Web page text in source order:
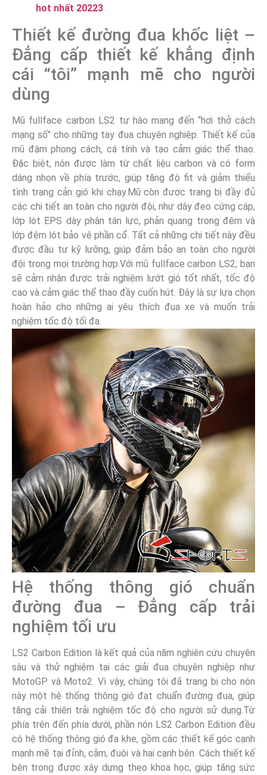
hot nhất 20223
Thiết kế đường đua khốc liệt –
Đẳng cấp thiết kế khẳng định
cái “tôi” mạnh mẽ cho người
dùng
Mũ fullface carbon LS2 tự hào mang đến “hơi thở cách
mạng số” cho những tay đua chuyên nghiệp. Thiết kế của
mũ đậm phong cách, cá tính và tạo cảm giác thể thao.
Đặc biệt, nón được làm từ chất liệu carbon và có form
dáng nhọn về phía trước, giúp tăng độ fit và giảm thiểu
tình trạng cản gió khi chạy.Mũ còn được trang bị đầy đủ
các chi tiết an toàn cho người đội, như dây đeo cứng cáp,
lớp lót EPS dày phân tán lực, phản quang trong đêm và
lớp đệm lót bảo vệ phần cổ. Tất cả những chi tiết này đều
được đầu tư kỹ lưỡng, giúp đảm bảo an toàn cho người
đội trong mọi trường hợp.Với mũ fullface carbon LS2, bạn
sẽ cảm nhận được trải nghiệm lướt gió tốt nhất, tốc độ
cao và cảm giác thể thao đầy cuốn hút. Đây là sự lựa chọn
hoàn hảo cho những ai yêu thích đua xe và muốn trải
nghiệm tốc độ tối đa.
Hệ thống thông gió chuẩn
đường đua – Đẳng cấp trải
nghiệm tối ưu
LS2 Carbon Edition là kết quả của năm nghiên cứu chuyên
sâu và thử nghiệm tại các giải đua chuyên nghiệp như
MotoGP và Moto2. Vì vậy, chúng tôi đã trang bị cho nón
này một hệ thống thông gió đạt chuẩn đường đua, giúp
tăng cải thiện trải nghiệm tốc độ cho người sử dụng.Từ
phía trên đến phía dưới, phần nón LS2 Carbon Edition đều
có hệ thống thông gió đa khe, gồm các thiết kế góc cạnh
mạnh mẽ tại đỉnh, cằm, đuôi và hai cạnh bên. Cách thiết kế
bên trong được xây dựng theo khoa học, giúp tăng sức